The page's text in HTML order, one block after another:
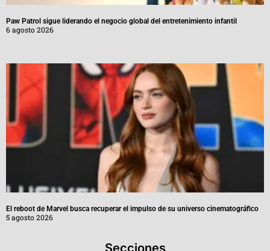
Paw Patrol sigue liderando el negocio global del entretenimiento infantil
6 agosto 2026
El reboot de Marvel busca recuperar el impulso de su universo cinematográfico
5 agosto 2026
Secciones